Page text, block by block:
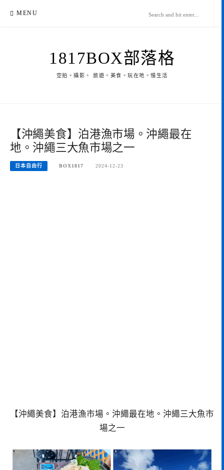
MENU
1817BOX部落格
空拍。攝影。 旅遊。美食。玩在地。慢生活
【沖繩美食】泊港漁市場。沖繩最在
地。沖繩三大魚市場之一
日本自由行 BOX1817 2024-12-23
【沖繩美食】泊港漁市場。沖繩最在地。沖繩三大魚市
場之一